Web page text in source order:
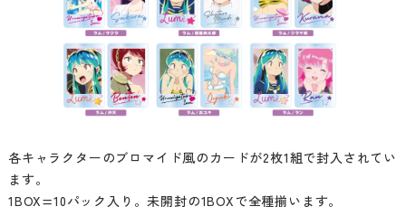
各キャラクターのブロマイド風のカードが2枚1組で封入されてい
ます。
1BOX=10パック入り。未開封の1BOXで全種揃います。